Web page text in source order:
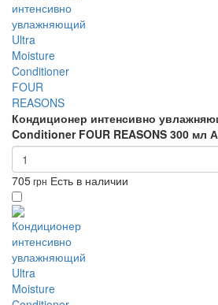
Кондиционер интенсивно
Conditioner FOUR REASONS 300 мл
705грн Есть в наличии